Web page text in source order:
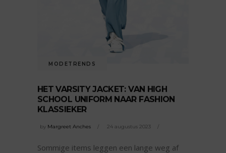
MODETRENDS
HET VARSITY JACKET: VAN HIGH
SCHOOL UNIFORM NAAR FASHION
KLASSIEKER
by Margreet Anches 24 augustus 2023
Sommige items leggen een lange weg af